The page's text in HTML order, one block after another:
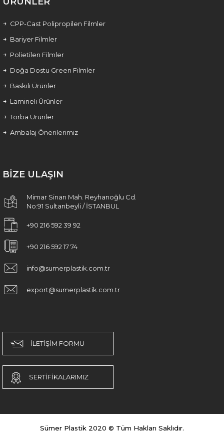
CPP-Cast Polipropilen Filmler
Bariyer Filmler
Polietilen Filmler
Doğa Dostu Green Filmler
Baskılı Ürünler
Lamineli Ürünler
Torba Ürünler
Ambalaj Önerilerimiz
BİZE ULAŞIN
Mimar Sinan Mah. Reyhanoğlu Cd.
No:91 Sultanbeyli / İSTANBUL
+90 216 592 39 92
+90 216 592 17 74
info@sumerplastik.com.tr
export@sumerplastik.com.tr
İLETİŞİM FORMU
SERTİFİKALARIMIZ
Sümer Plastik 2020 © Tüm Hakları Saklıdır.